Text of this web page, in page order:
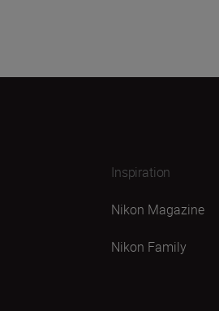
Inspiration
Nikon Magazine
Nikon Family